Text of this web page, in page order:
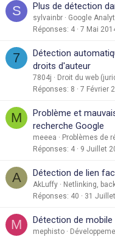
S Plus de détection
sylvainbr
Google
Réponses 4 7 Mai
7
Détection
droits d'auteur
7804j
Droit du web
Réponses 8 7 Février
M
Problème et
recherche Google
meeea
Problèmes de
Réponses 4 9 Juillet
A Détection de lien
AkLuffy
Netlinking,
Réponses 40 31
M Détection de
mephisto